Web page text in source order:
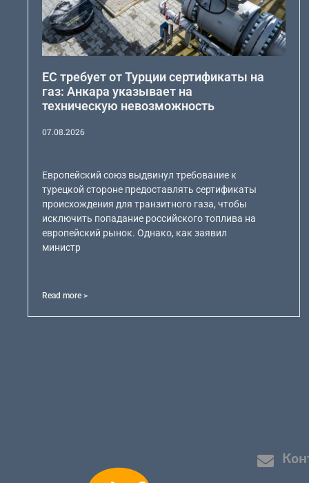
ЕС требует от Турции сертификаты на
газ: Анкара указывает на
техническую невозможность
07.08.2026
Европейский союз выдвинул требование к
турецкой стороне предоставлять сертификаты
происхождения для транзитного газа, чтобы
исключить попадание российского топлива на
европейский рынок. Однако, как заявил
министр
Read more >